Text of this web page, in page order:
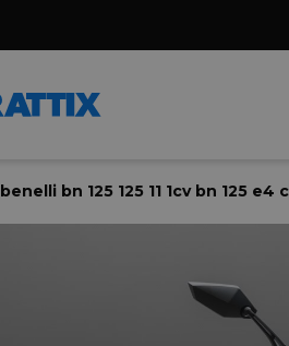
benelli bn 125 125 11 1cv bn 125